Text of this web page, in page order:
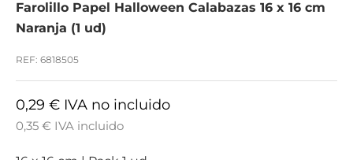
Farolillo Papel Halloween Calabazas 16 x 16 cm
Naranja (1 ud)
REF: 6818505
0,29 € IVA no incluido
0,35 € IVA incluido